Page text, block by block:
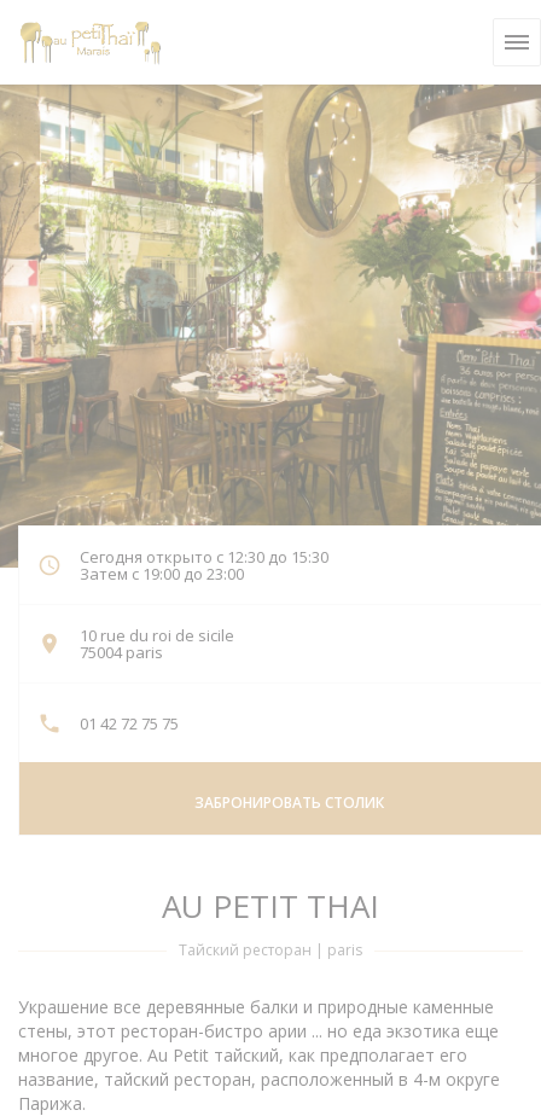
Сегодня открыто с 12:30 до 15:30
Затем с 19:00 до 23:00
10 rue du roi de sicile
75004 paris
01 42 72 75 75
ЗАБРОНИРОВАТЬ СТОЛИК
AU PETIT THAI
Тайский ресторан | paris
Украшение все деревянные балки и природные каменные
стены, этот ресторан-бистро арии ... но еда экзотика еще
многое другое. Au Petit тайский, как предполагает его
название, тайский ресторан, расположенный в 4-м округе
Парижа.